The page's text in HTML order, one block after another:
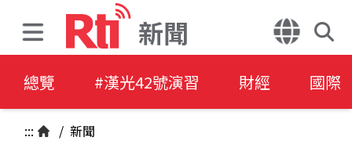
新聞
總覽 #漢光42號演習 財經 國際
::: / 新聞